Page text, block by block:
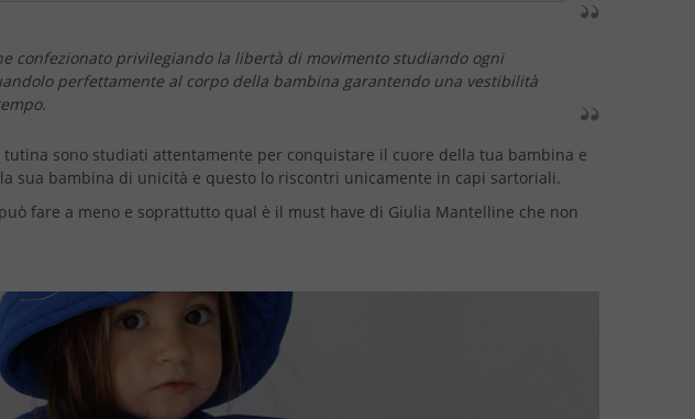
confezionato privilegiando la libertà di movimento studiando ogni
perfettamente al corpo della bambina garantendo una vestibilità
sono studiati attentamente per conquistare il cuore della tua bambina e
sua bambina di unicità e questo lo riscontri unicamente in capi sartoriali.
fare a meno e soprattutto qual è il must have di Giulia Mantelline che non